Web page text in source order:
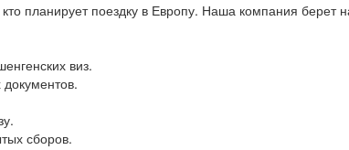
планирует поездку в Европу. Наша компания
виз.
сборов.